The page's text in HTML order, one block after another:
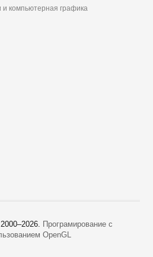
и компьютерная графика
2026. Програмирование с
OpenGL